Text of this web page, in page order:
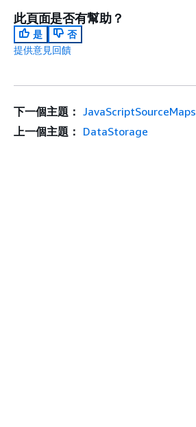
此頁面是否有幫助？
是
否
提供意見回饋
下一個主題： JavaScriptSourceMaps
上一個主題： DataStorage